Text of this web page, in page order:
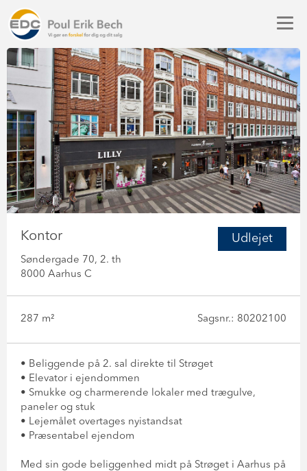
Udlejet
Kontor
Søndergade 70, 2. th
8000 Aarhus C
287 m² Sagsnr.: 80202100
• Beliggende på 2. sal direkte til Strøget
• Elevator i ejendommen
• Smukke og charmerende lokaler med trægulve,
paneler og stuk
• Lejemålet overtages nyistandsat
• Præsentabel ejendom
Med sin gode beliggenhed midt på Strøget i Aarhus på